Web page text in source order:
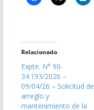
Relacionado
Expte. N° 90-
34.193/2026 –
09/04/26 – Solicitud de
arreglo y
mantenimiento de la